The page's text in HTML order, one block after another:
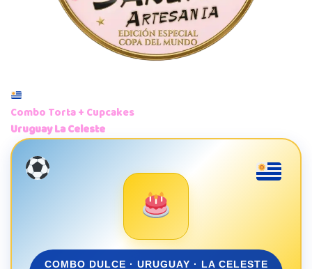
Combo Torta + Cupcakes
Uruguay La Celeste
COMBO DULCE · URUGUAY · LA CELESTE